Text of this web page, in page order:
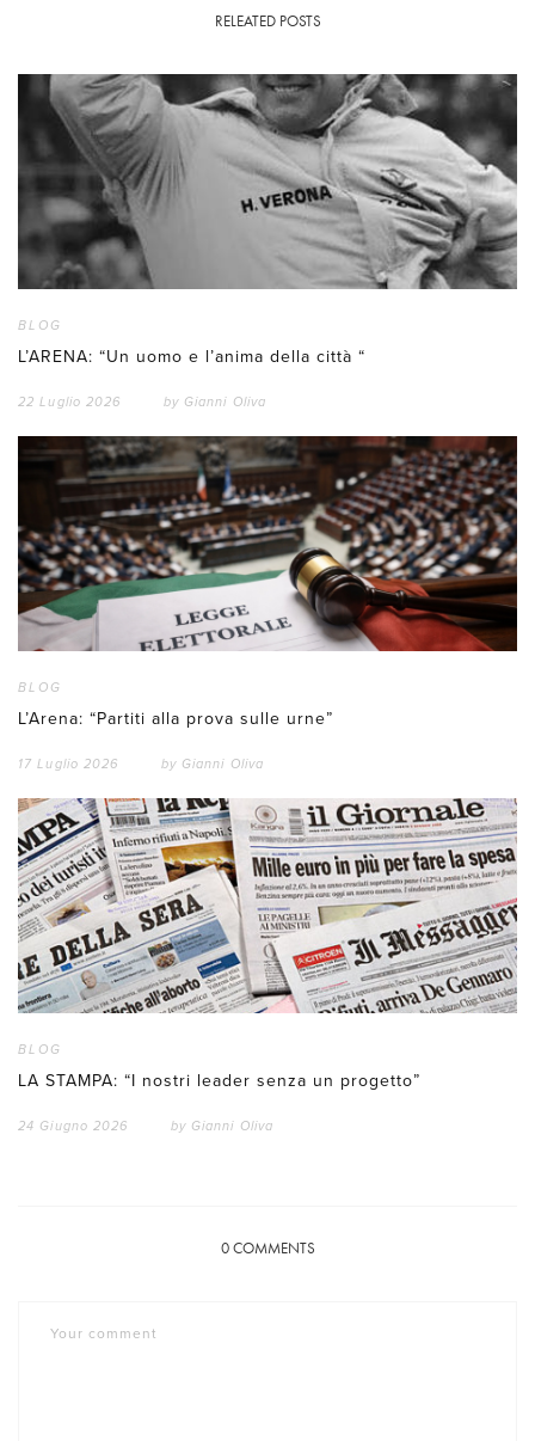
RELEATED POSTS
BLOG
L’ARENA: “Un uomo e l’anima della città “
22 Luglio 2026 by Gianni Oliva
BLOG
L’Arena: “Partiti alla prova sulle urne”
17 Luglio 2026 by Gianni Oliva
BLOG
LA STAMPA: “I nostri leader senza un progetto”
24 Giugno 2026 by Gianni Oliva
0COMMENTS